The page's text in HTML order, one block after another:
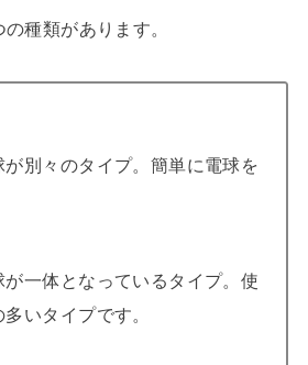
種類があります。
が別々のタイプ。簡単に電球を
が一体となっているタイプ。使
いタイプです。